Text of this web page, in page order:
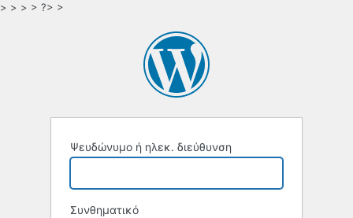
> > > > ?> >
Ψευδώνυμο ή ηλεκ. διεύθυνση
Συνθηματικό